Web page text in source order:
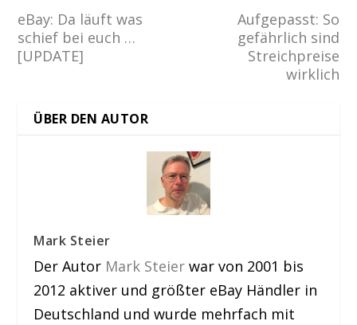
eBay: Da läuft was
schief bei euch …
[UPDATE]
Aufgepasst: So
gefährlich sind
Streichpreise
wirklich
ÜBER DEN AUTOR
Mark Steier
Der Autor Mark Steier war von 2001 bis
2012 aktiver und größter eBay Händler in
Deutschland und wurde mehrfach mit